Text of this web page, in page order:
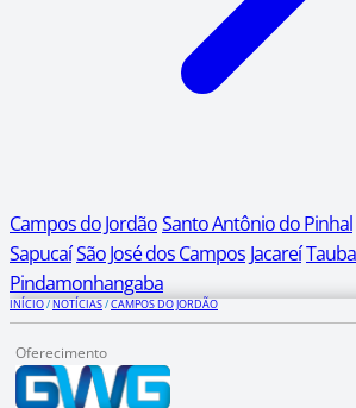
Campos do JordãoSanto Antônio do Pinhal
SapucaíSão José dos Campos Jacareí
Pindamonhangaba
INÍCIO/NOTÍCIAS/CAMPOS DO JORDÃO
Oferecimento